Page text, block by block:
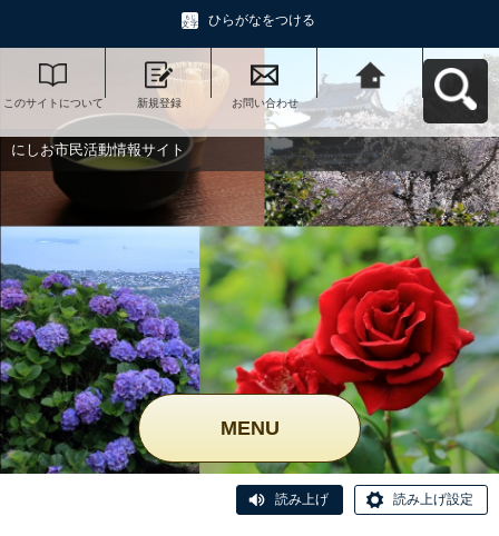
ひらがなをつける
このサイトについて 新規登録 お問い合わせ
にしお市民活動情報
サイトへ戻る
にしお市民活動情報サイト
MENU
読み上げ 読み上げ設定